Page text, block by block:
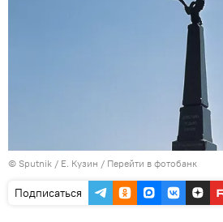
© Sputnik / Е. Кузин / Перейти в фотобанк
Подписаться